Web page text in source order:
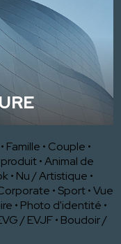
• Famille • Couple •
•Animal de
• Nu / Artistique •
• Sport •Vue
• Photo d'identité •
/ EVJF• Boudoir /